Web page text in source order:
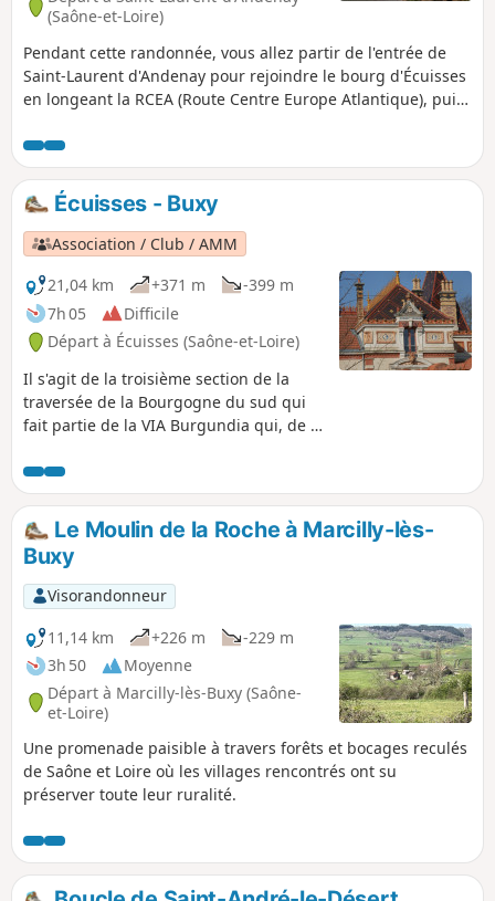
(Saône-et-Loire)
Pendant cette randonnée, vous allez partir de l'entrée de
Saint-Laurent d'Andenay pour rejoindre le bourg d'Écuisses
en longeant la RCEA (Route Centre Europe Atlantique), puis
du Canal du Centre. À Écuisses, vous avez les options de
visiter le Musée du Canal et la Villa Perrusson. Puis toujours
par la voie verte, vous rejoindrez le pont Jeanne Rose et
votre point de départ par la D18.
Écuisses - Buxy
Association / Club / AMM
21,04 km
+371 m
-399 m
7h 05
Difficile
Départ à Écuisses (Saône-et-Loire)
Il s'agit de la troisième section de la
traversée de la Bourgogne du sud qui
fait partie de la VIA Burgundia qui, de la
Montereau-Fault-Yonne, pernet de
rejoindre Macon en traversant toute la
Bourgogne. C'est aussi le chemin de la
Bourgogne Eternelle où l'histoire se
mêle au patrimoine pour nous révéler
sa belle nature.
Le Moulin de la Roche à Marcilly-lès-
Buxy
Visorandonneur
11,14 km
+226 m
-229 m
3h 50
Moyenne
Départ à Marcilly-lès-Buxy (Saône-
et-Loire)
Une promenade paisible à travers forêts et bocages reculés
de Saône et Loire où les villages rencontrés ont su
préserver toute leur ruralité.